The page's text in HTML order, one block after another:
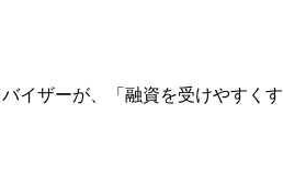
イザーが、「融資を受けやすくす